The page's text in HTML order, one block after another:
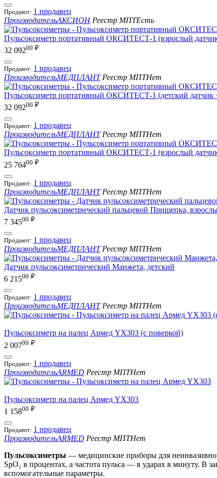
Продают: 1 продавец
ПроизводительАКСИОН Реестр МПТЕсть
Пульсоксиметр портативный ОКСИТЕСТ-1 (взрослый
32 09200 ₽
Продают: 1 продавец
ПроизводительМЕДПЛАНТ Реестр МПТНет
Пульсоксиметр портативный ОКСИТЕСТ-1 (детский датчик
32 09200 ₽
Продают: 1 продавец
ПроизводительМЕДПЛАНТ Реестр МПТНет
Пульсоксиметр портативный ОКСИТЕСТ-1 (взрослый
25 76400 ₽
Продают: 1 продавец
ПроизводительМЕДПЛАНТ Реестр МПТНет
Датчик пульсоксиметрический пальцевой Прищепка,
7 34500 ₽
Продают: 1 продавец
ПроизводительМЕДПЛАНТ Реестр МПТНет
Датчик пульсоксиметрический Манжета, детский
6 21500 ₽
Продают: 1 продавец
ПроизводительМЕДПЛАНТ Реестр МПТНет
Пульсоксиметр на палец Армед YX303 (с поверкой)
2 00700 ₽
Продают: 1 продавец
ПроизводительARMED Реестр МПТНет
Пульсоксиметр на палец Армед YX303
1 15800 ₽
Продают: 1 продавец
ПроизводительARMED Реестр МПТНет
Пульсоксиметры — медицинские приборы для
SpO₂ в процентах, а частота пульса — в ударах в минуту. В
вспомогательные параметры.